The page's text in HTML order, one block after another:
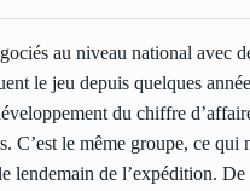
au niveau national avec
le jeu depuis quelques
du chiffre
le même groupe, ce qui
de l’expédition.